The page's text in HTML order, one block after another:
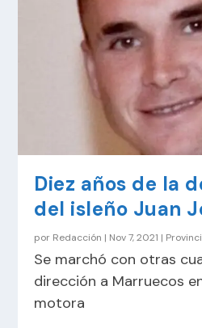
Diez años de la
del isleño Juan
por Redacción | Nov 7, 2021 |
Se marchó con otras
dirección a Marruecos
motora